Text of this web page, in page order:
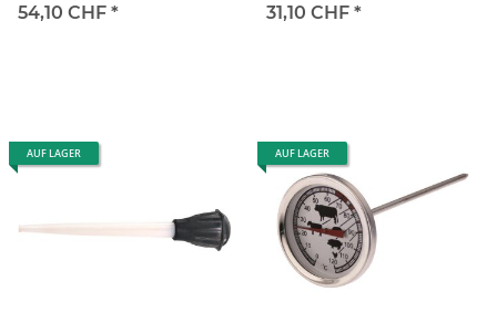
54,10 CHF *
31,10 CHF *
AUF LAGER AUF LAGER